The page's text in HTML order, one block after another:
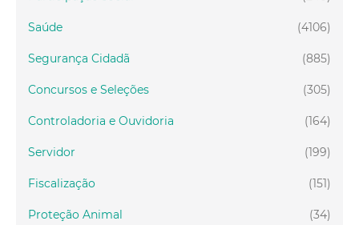
(4106)
Saúde
(885)
Segurança Cidadã
(305)
Concursos e Seleções
(164)
Controladoria e Ouvidoria
(199)
Servidor
(151)
Fiscalização
(34)
Proteção Animal